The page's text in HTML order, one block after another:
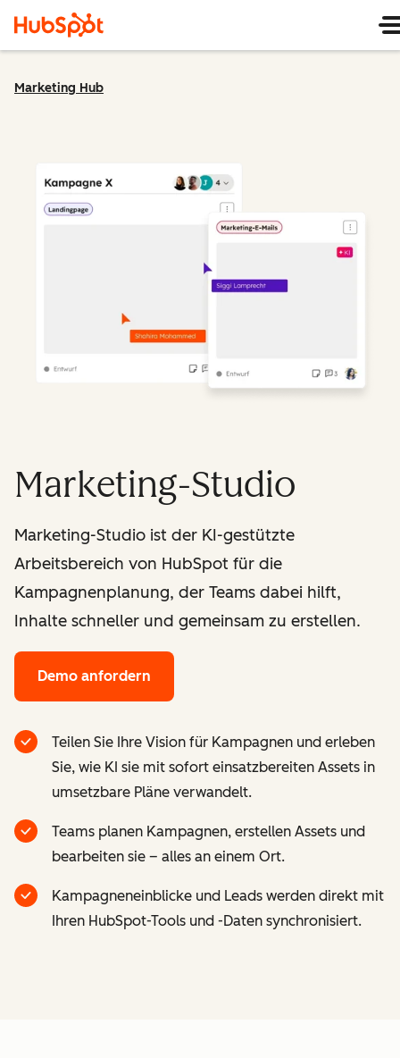
Marketing Hub
Marketing-Studio
Marketing-Studio ist der KI-gestützte
Arbeitsbereich von HubSpot für die
Kampagnenplanung, der Teams dabei hilft,
Inhalte schneller und gemeinsam zu erstellen.
Demo anfordern
Teilen Sie Ihre Vision für Kampagnen und erleben
Sie, wie KI sie mit sofort einsatzbereiten Assets in
umsetzbare Pläne verwandelt.
Teams planen Kampagnen, erstellen Assets und
bearbeiten sie – alles an einem Ort.
Kampagneneinblicke und Leads werden direkt mit
Ihren HubSpot-Tools und -Daten synchronisiert.